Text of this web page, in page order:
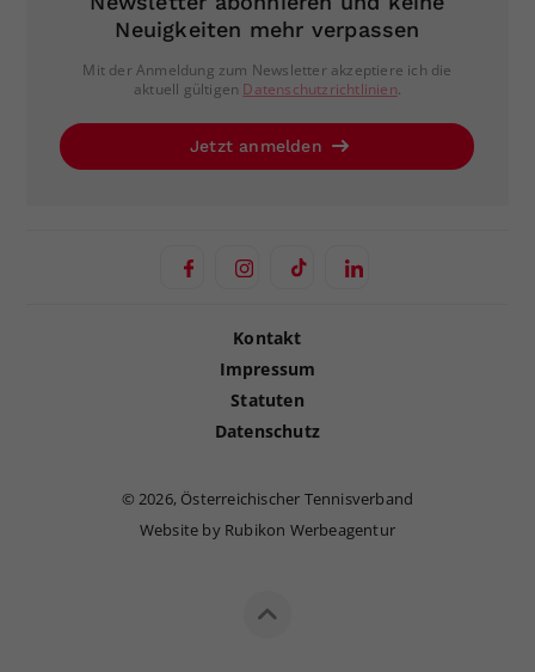
Neuigkeiten mehr verpassen
Mit der Anmeldung zum Newsletter akzeptiere ich die
aktuell gültigen Datenschutzrichtlinien.
Jetzt anmelden
Kontakt
Impressum
Statuten
Datenschutz
© 2026, Österreichischer Tennisverband
Website by Rubikon Werbeagentur